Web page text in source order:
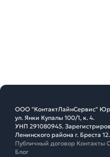
ООО "КонтактЛайнСервис"
ул. Янки Купалы 100/1, к. 4.
УНП 291080945.
Ленинского района г. Бреста
Публичный договор Контакты
Блог